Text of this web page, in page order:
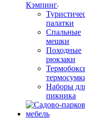
Кэмпинг
палатки
Спальные
мешки
Походные
рюкзаки
Наборы
пикника